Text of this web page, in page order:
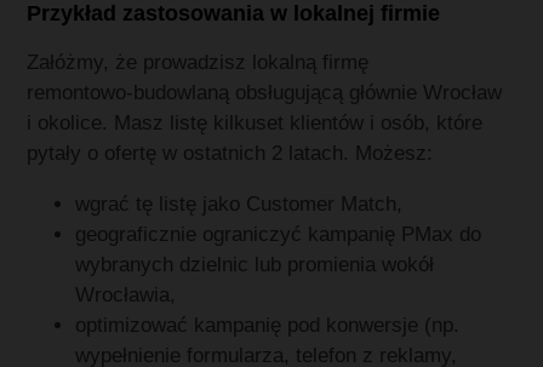
Przykład zastosowania w lokalnej firmie
Załóżmy, że prowadzisz lokalną firmę
remontowo‑budowlaną obsługującą głównie Wrocław
i okolice. Masz listę kilkuset klientów i osób, które
pytały o ofertę w ostatnich 2 latach. Możesz:
wgrać tę listę jako Customer Match,
geograficznie ograniczyć kampanię PMax do
wybranych dzielnic lub promienia wokół
Wrocławia,
optimizować kampanię pod konwersje (np.
wypełnienie formularza, telefon z reklamy,